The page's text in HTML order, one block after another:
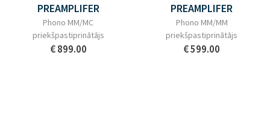
PREAMPLIFER
Phono MM/MC
priekšpastiprinātājs
€ 899.00
PREAMPLIFER
Phono MM/MM
priekšpastiprinātājs
€ 599.00